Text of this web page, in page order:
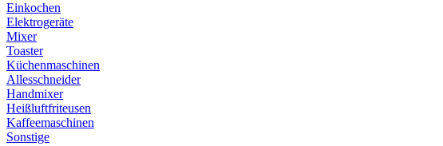
Einkochen
Elektrogeräte
Mixer
Toaster
Küchenmaschinen
Allesschneider
Handmixer
Heißluftfriteusen
Kaffeemaschinen
Sonstige